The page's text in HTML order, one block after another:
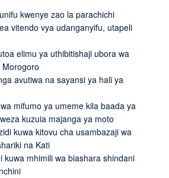
kwenye zao la parachichi
vitendo vya udanganyifu, utapeli
elimu ya uthibitishaji ubora wa
avutiwa na sayansi ya hali ya
mifumo ya umeme kila baada ya
kuzuia majanga ya moto
kuwa kitovu cha usambazaji wa
na Kati
kuwa mhimili wa biashara shindani